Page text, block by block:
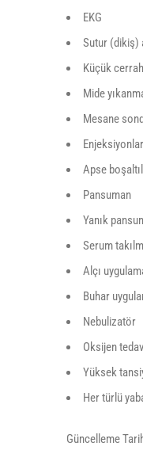
EKG
Sutur (dikiş)
Küçük
Mide
Mesane
Enjeksiyonlar
Apse
Pansuman
Yanık
Serum
Alçı
Buhar
Nebulizatör
Oksijen
Yüksek
Her türlü
Güncelleme